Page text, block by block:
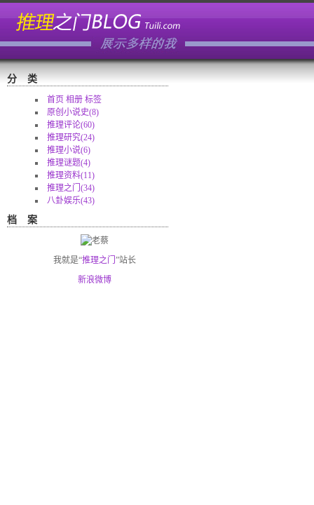
分类
首页 相册 标签
原创小说史(8)
推理评论(60)
推理研究(24)
推理小说(6)
推理谜题(4)
推理资料(11)
推理之门(34)
八卦娱乐(43)
档案
我就是“推理之门 ”站长
新浪微博